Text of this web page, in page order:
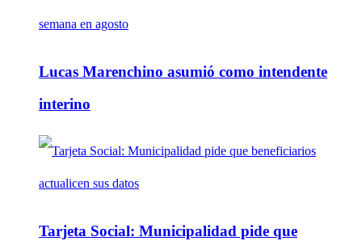
Lucas Marenchino asumió como intendente
interino
Tarjeta Social: Municipalidad pide que